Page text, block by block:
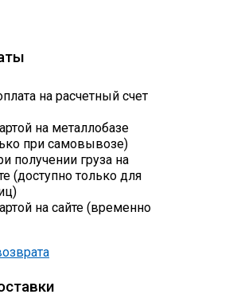
прокат
на расчетный счет
на металлобазе
при самовывозе)
получении груза на
(доступно только для
на сайте (временно